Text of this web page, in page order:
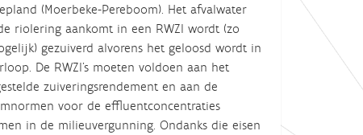
(Moerbeke-Pereboom). Het afvalwater
riolering aankomt in een RWZI wordt (zo
gezuiverd alvorens het geloosd wordt in
De RWZI’s moeten voldoen aan het
zuiveringsrendement en aan de
voor de effluentconcentraties
in de milieuvergunning. Ondanks die eisen